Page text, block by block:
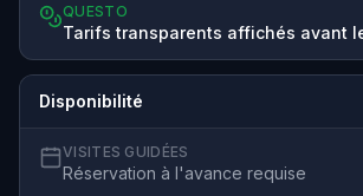
QUESTO
Tarifs transparents affichés avant
Disponibilité
VISITES GUIDÉES
Réservation à l'avance requise